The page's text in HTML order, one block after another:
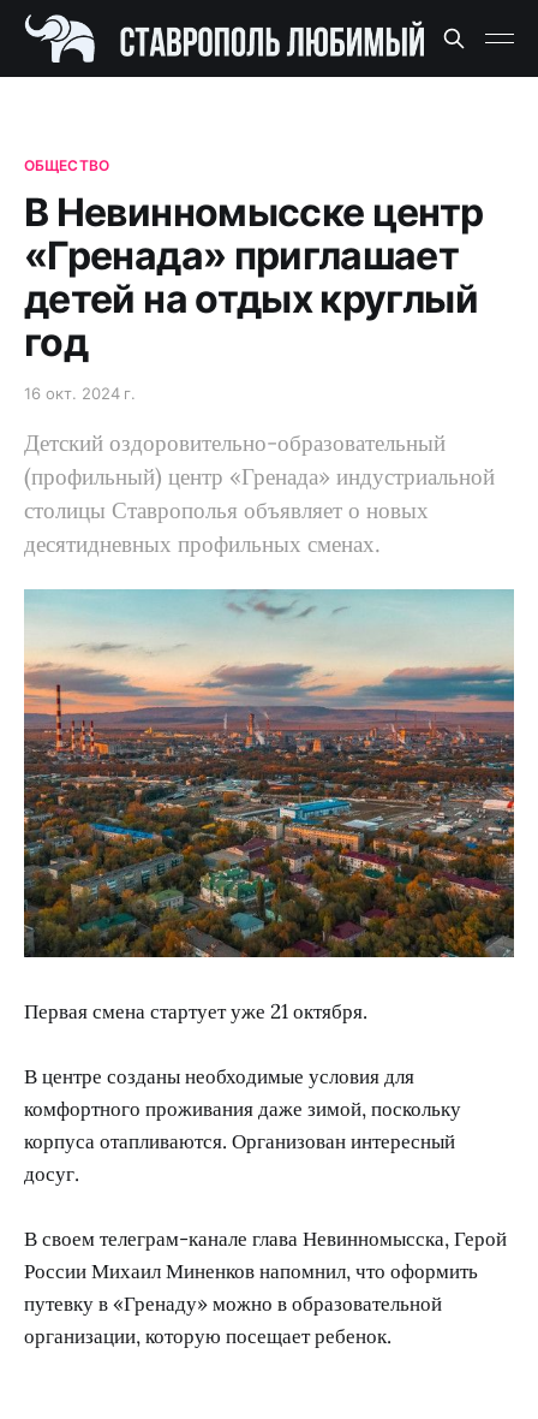
ОБЩЕСТВО
В Невинномысске центр
«Гренада» приглашает
детей на отдых круглый
год
16 окт. 2024 г.
Детский оздоровительно-образовательный
(профильный) центр «Гренада» индустриальной
столицы Ставрополья объявляет о новых
десятидневных профильных сменах.
Первая смена стартует уже 21 октября.
В центре созданы необходимые условия для
комфортного проживания даже зимой, поскольку
корпуса отапливаются. Организован интересный
досуг.
В своем телеграм-канале глава Невинномысска, Герой
России Михаил Миненков напомнил, что оформить
путевку в «Гренаду» можно в образовательной
организации, которую посещает ребенок.